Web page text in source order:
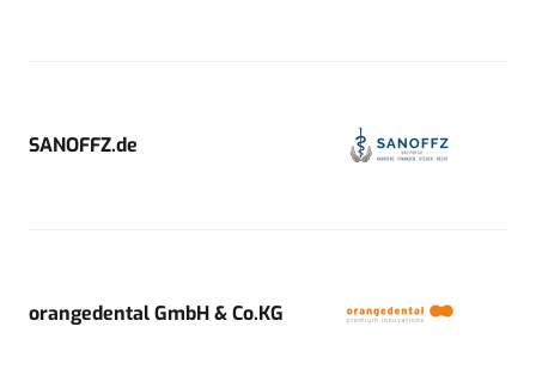
SANOFFZ.de
orangedental GmbH & Co.KG